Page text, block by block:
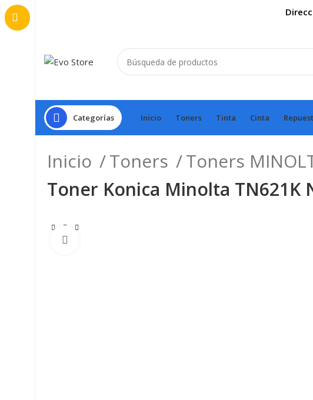
Categorías Inicio Toners Tinta Cinta
Inicio Toners
Toners
Toner Konica Minolta TN621K